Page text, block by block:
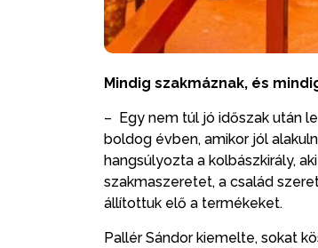
Mindig szakmáznak, és
– Egy nem túl jó időszak után
boldog évben, amikor jól
hangsúlyozta a kolbászkirály,
szakmaszeretet, a család
állítottuk elő a termékeket.
Pallér Sándor kiemelte, sokat